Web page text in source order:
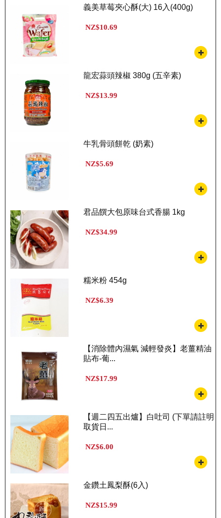
義美草莓夾心酥(大) 16入(400g)
NZ$10.69
龍宏蒜頭辣椒 380g (五辛素)
NZ$13.99
牛乳骨頭餅乾 (奶素)
NZ$5.69
君品饌大包原味台式香腸 1kg
NZ$34.99
糯米粉 454g
NZ$6.39
【消除體內濕氣 減輕發炎】老薑精油
貼布-葡...
NZ$17.99
【週二四五出爐】白吐司 (下單請註明
取貨日...
NZ$6.00
金鑽土鳳梨酥(6入)
NZ$15.99